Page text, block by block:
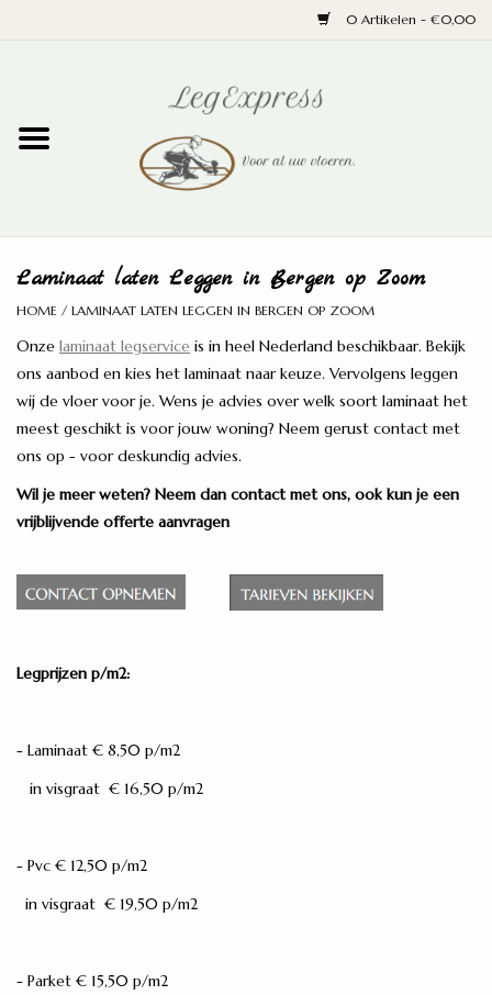
0 Artikelen - €0,00
Parket
Ondervloeren
Plinten
Legservice
Showroom
Laminaat laten Leggen in Bergen op Zoom
HOME / LAMINAAT LATEN LEGGEN IN BERGEN OP ZOOM
Onze laminaat legservice is in heel Nederland beschikbaar. Bekijk
ons aanbod en kies het laminaat naar keuze. Vervolgens leggen
wij de vloer voor je. Wens je advies over welk soort laminaat het
meest geschikt is voor jouw woning? Neem gerust contact met
ons op - voor deskundig advies.
Wil je meer weten? Neem dan contact met ons, ook kun je een
vrijblijvende offerte aanvragen
Legprijzen p/m2:
- Laminaat € 8,50 p/m2
in visgraat € 16,50 p/m2
- Pvc € 12,50 p/m2
in visgraat € 19,50 p/m2
- Parket € 15,50 p/m2